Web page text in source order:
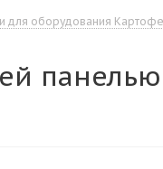
для оборудования